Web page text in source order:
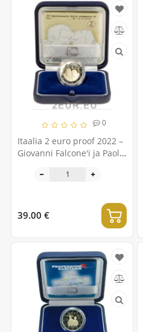
0
Itaalia 2 euro proof 2022 –
Giovanni Falcone'i ja Paolo
aastapäev
39.00 €